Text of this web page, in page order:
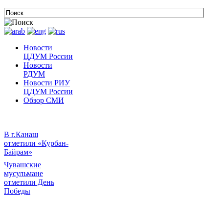
Новости
ЦДУМ России
Новости
РДУМ
Новости РИУ
ЦДУМ России
Обзор СМИ
В г.Канаш
отметили «Курбан-
Байрам»
Чувашские
мусульмане
отметили День
Победы